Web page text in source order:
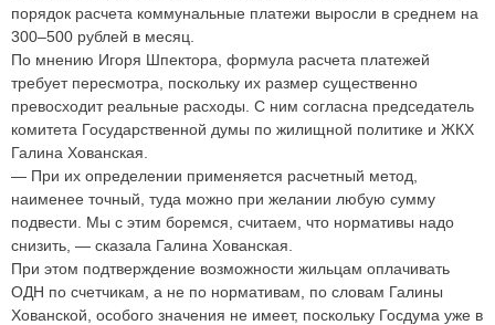
порядок расчета коммунальные платежи выросли в среднем на
300–500 рублей в месяц.
По мнению Игоря Шпектора, формула расчета платежей
требует пересмотра, поскольку их размер существенно
превосходит реальные расходы. С ним согласна председатель
комитета Государственной думы по жилищной политике и ЖКХ
Галина Хованская.
— При их определении применяется расчетный метод,
наименее точный, туда можно при желании любую сумму
подвести. Мы с этим боремся, считаем, что нормативы надо
снизить, — сказала Галина Хованская.
При этом подтверждение возможности жильцам оплачивать
ОДН по счетчикам, а не по нормативам, по словам Галины
Хованской, особого значения не имеет, поскольку Госдума уже в